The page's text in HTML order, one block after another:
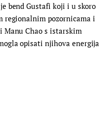
bend Gustafi koji i u skoro
regionalnim pozornicama i
Manu Chao s istarskim
opisati njihova energija